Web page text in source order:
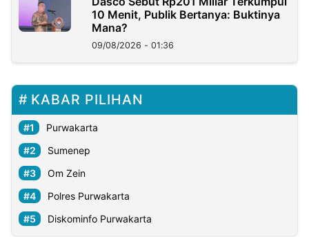
10 Menit, Publik Bertanya: Buktinya
Mana?
09/08/2026 - 01:36
KABAR PILIHAN
Purwakarta
Sumenep
Om Zein
Polres Purwakarta
Diskominfo Purwakarta